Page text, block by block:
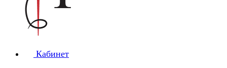
Кабинет